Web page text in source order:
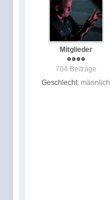
Mitglieder
704 Beiträge
Geschlecht: männlich